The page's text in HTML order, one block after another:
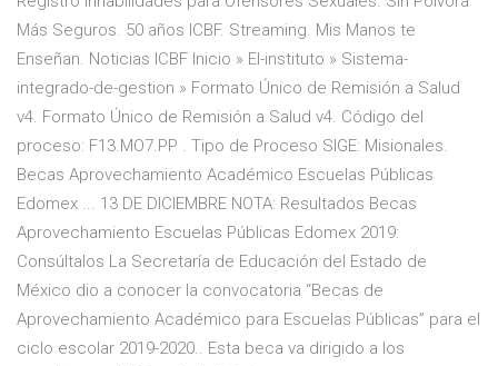
Más Seguros. 50 años ICBF. Streaming. Mis Manos te
Enseñan. Noticias ICBF Inicio » El-instituto » Sistema-
integrado-de-gestion » Formato Único de Remisión a Salud
v4. Formato Único de Remisión a Salud v4. Código del
proceso: F13.MO7.PP . Tipo de Proceso SIGE: Misionales.
Becas Aprovechamiento Académico Escuelas Públicas
Edomex ... 13 DE DICIEMBRE NOTA: Resultados Becas
Aprovechamiento Escuelas Públicas Edomex 2019:
Consúltalos La Secretaría de Educación del Estado de
México dio a conocer la convocatoria “Becas de
Aprovechamiento Académico para Escuelas Públicas” para el
ciclo escolar 2019-2020.. Esta beca va dirigido a los